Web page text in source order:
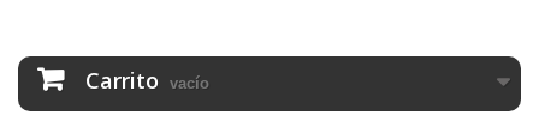
Carrito vacío